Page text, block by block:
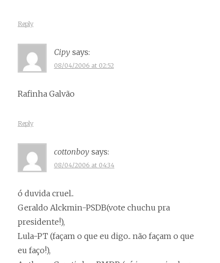
Reply
Cipy says:
08/04/2006 at 02:52
Rafinha Galvão
Reply
cottonboy says:
08/04/2006 at 04:34
ó duvida cruel..
Geraldo Alckmin-PSDB(vote chuchu pra
presidente!),
Lula-PT (façam o que eu digo.. não façam o que
eu faço!),